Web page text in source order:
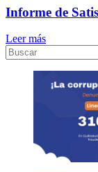
Informe de
Leer más